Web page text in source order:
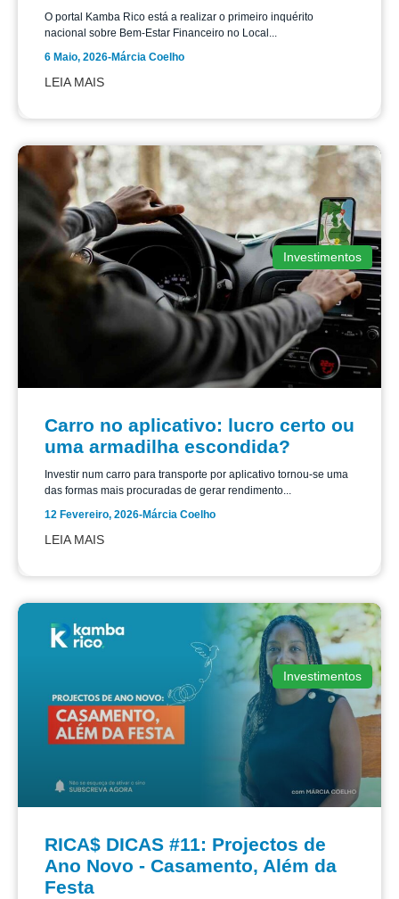
O portal Kamba Rico está a realizar o primeiro inquérito
nacional sobre Bem-Estar Financeiro no Local...
6 Maio, 2026-Márcia Coelho
LEIA MAIS
Investimentos
Carro no aplicativo: lucro certo ou
uma armadilha escondida?
Investir num carro para transporte por aplicativo tornou-se uma
das formas mais procuradas de gerar rendimento...
12 Fevereiro, 2026-Márcia Coelho
LEIA MAIS
Investimentos
RICA$ DICAS #11: Projectos de
Ano Novo - Casamento, Além da
Festa